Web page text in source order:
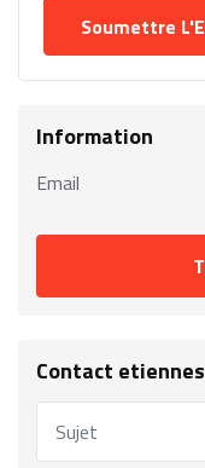
Information
Email
Contact